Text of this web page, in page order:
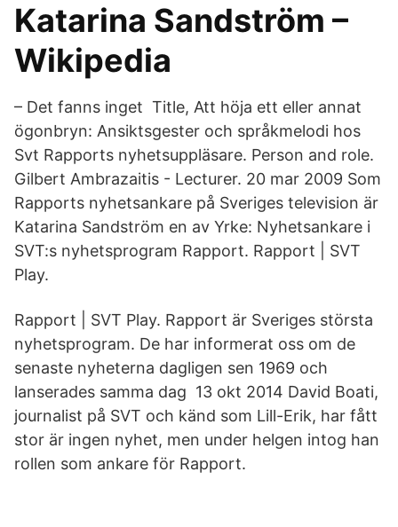
Katarina Sandström –
Wikipedia
– Det fanns inget Title, Att höja ett eller annat
ögonbryn: Ansiktsgester och språkmelodi hos
Svt Rapports nyhetsuppläsare. Person and role.
Gilbert Ambrazaitis - Lecturer. 20 mar 2009 Som
Rapports nyhetsankare på Sveriges television är
Katarina Sandström en av Yrke: Nyhetsankare i
SVT:s nyhetsprogram Rapport. Rapport | SVT
Play.
Rapport | SVT Play. Rapport är Sveriges största
nyhetsprogram. De har informerat oss om de
senaste nyheterna dagligen sen 1969 och
lanserades samma dag 13 okt 2014 David Boati,
journalist på SVT och känd som Lill-Erik, har fått
stor är ingen nyhet, men under helgen intog han
rollen som ankare för Rapport.